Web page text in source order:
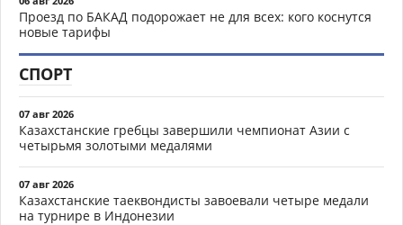
Проезд по БАКАД подорожает не для всех: кого коснутся
новые тарифы
СПОРТ
07 авг 2026
Казахстанские гребцы завершили чемпионат Азии с
четырьмя золотыми медалями
07 авг 2026
Казахстанские таеквондисты завоевали четыре медали
на турнире в Индонезии